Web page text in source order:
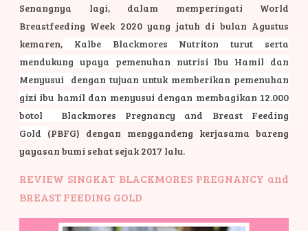
Senangnya lagi, dalam memperingati World
Breastfeeding Week 2020 yang jatuh di bulan Agustus
kemaren,
Kalbe Blackmores Nutritonturut serta
mendukung upaya pemenuhan nutrisi Ibu Hamil dan
Menyusui dengan tujuan untuk memberikan pemenuhan
gizi ibu hamil dan menyusui dengan membagikan 12.000
botol Blackmores Pregnancy and Breast Feeding
Gold (PBFG) dengan menggandeng kerjasama bareng
yayasan bumi sehat sejak 2017 lalu.
REVIEW SINGKAT BLACKMORES PREGNANCY and
BREAST FEEDING GOLD